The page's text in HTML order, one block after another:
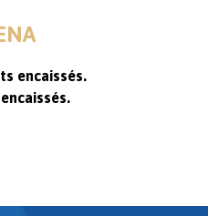
encaissés.